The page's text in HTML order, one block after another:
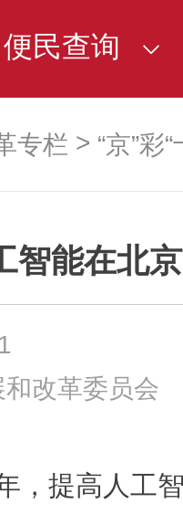
便民查询
专栏 > “京”彩
智能在北
改革委员会
，提高人工